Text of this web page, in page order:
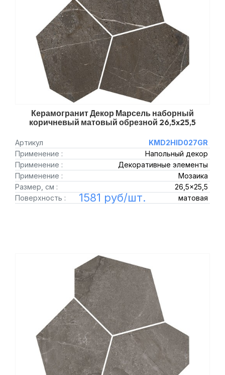
Керамогранит Декор Марсель наборный
коричневый матовый обрезной 26,5x25,5
Артикул
KMD2HID027GR
Применение :
Напольный декор
Применение :
Декоративные элементы
Применение :
Мозаика
Размер, см :
26,5x25,5
Поверхность :
матовая
1581 руб/шт.